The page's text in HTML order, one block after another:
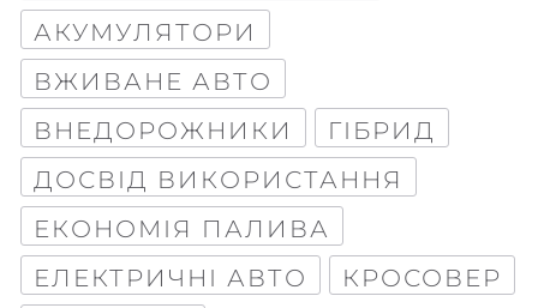
АКУМУЛЯТОРИ
ВЖИВАНЕ АВТО
ВНЕДОРОЖНИКИ
ГІБРИД
ДОСВІД ВИКОРИСТАННЯ
ЕКОНОМІЯ ПАЛИВА
ЕЛЕКТРИЧНІ АВТО
КРОСОВЕР